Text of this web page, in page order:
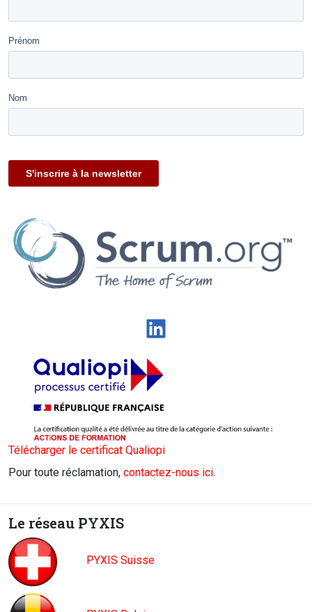
LinkedIn
Télécharger le certificat Qualiopi
Pour toute réclamation, contactez-nous ici.
Le réseau PYXIS
PYXIS Suisse